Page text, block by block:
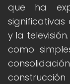
que ha
y la
como